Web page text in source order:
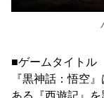
■ゲームタイト
『黒神話：悟空